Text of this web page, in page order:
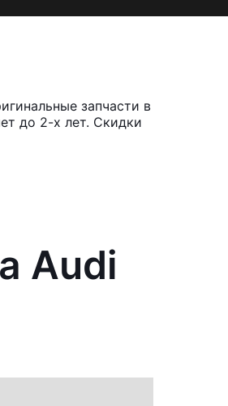
запчасти в
до 2-х лет. Скидки
Audi